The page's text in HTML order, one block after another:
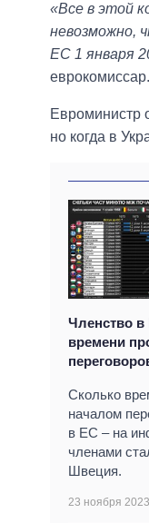
«Все в этой
невозможно,
ЕС 1 января
еврокомиссар.
Евроминистр
но когда в
Членство в
времени
Сколько
началом
в ЕС – на
членами
Швеция.
23 ноября